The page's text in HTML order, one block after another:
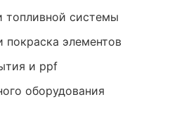
топливной системы
элементов
и ppf
оборудования